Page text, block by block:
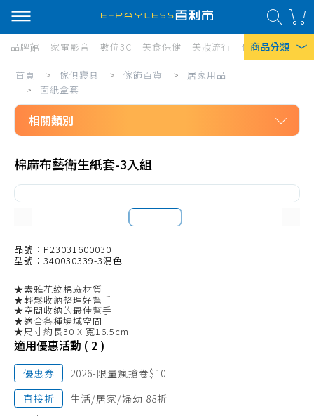
商品分類
熱門搜尋
風扇
口罩
除濕機
衛生紙
品牌館 家電影音 數位3C 美食保健 美妝流行 傢俱寢具 居
傢
寢
具/
傢
飾
居
用
品/
面
紙
盒
首頁 > 傢俱寢具 > 傢飾百貨 >
居家用品
>
面紙盒套
相關類別
傢飾百貨
桌腳套、椅套
坐墊、抱枕、靠墊
桌墊、餐巾、止滑墊
門簾、屏風
窗簾、捲簾
面紙盒套
室內拖鞋
棉麻布藝衛生紙套-3入組
品號：P23031600030
型號：340030339-3混色
★素雅花紋棉麻材質
★輕鬆收納整理好幫手
★空間收納的最佳幫手
★適合各種場域空間
★尺寸約長30 X 寬16.5cm
適用優惠活動 ( 2 )
優惠券
2026-限量瘋搶卷$10
直接折
生活/居家/婦幼 88折